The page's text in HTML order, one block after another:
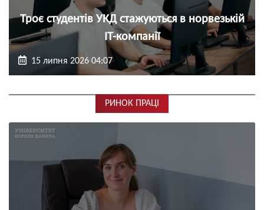
Троє студентів УКД стажуються в норвезькій
ІТ-компанії
15 липня 2026 04:07
РИНОК ПРАЦІ